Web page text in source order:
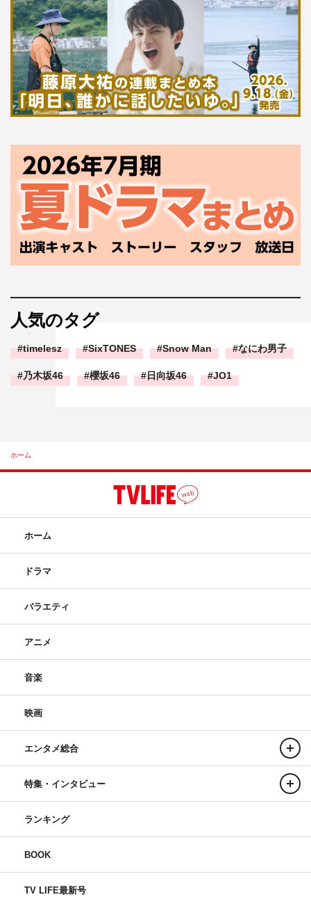
人気のタグ
timelesz SixTONES Snow Man なにわ男子
乃木坂46 櫻坂46 日向坂46 JO1
ホーム
ホーム
ドラマ
バラエティ
アニメ
音楽
映画
エンタメ総合
特集・インタビュー
ランキング
BOOK
TV LIFE最新号